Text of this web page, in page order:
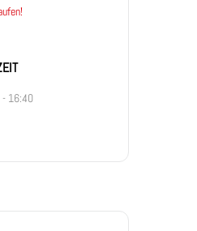
- 16:40